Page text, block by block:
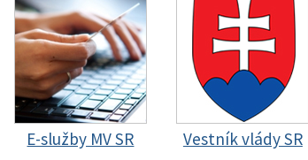
E-služby MV SR Vestník vlády SR